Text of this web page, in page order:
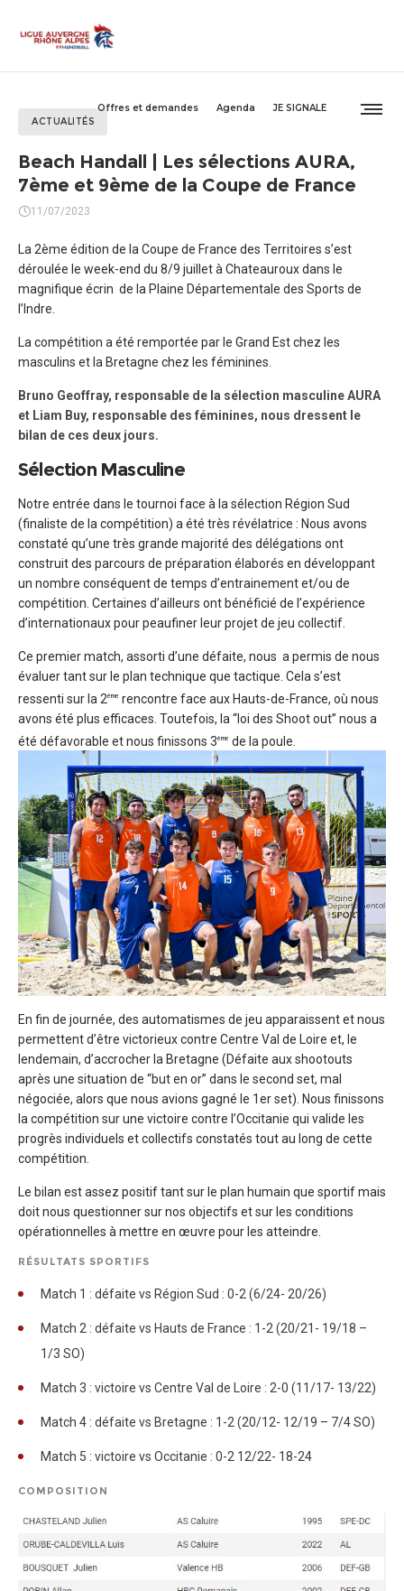
Offres et demandes Agenda
JE SIGNALE
ACTUALITÉS
Beach Handall | Les sélections AURA,
7ème et 9ème de la Coupe de France
11/07/2023
La 2ème édition de la Coupe de France des Territoires s’est
déroulée le week-end du 8/9 juillet à Chateauroux dans le
magnifique écrin de la Plaine Départementale des Sports de
l’Indre.
La compétition a été remportée par le Grand Est chez les
masculins et la Bretagne chez les féminines.
Bruno Geoffray, responsable de la sélection masculine AURA
et Liam Buy, responsable des féminines, nous dressent le
bilan de ces deux jours.
Sélection Masculine
Notre entrée dans le tournoi face à la sélection Région Sud
(finaliste de la compétition) a été très révélatrice : Nous avons
constaté qu’une très grande majorité des délégations ont
construit des parcours de préparation élaborés en développant
un nombre conséquent de temps d’entrainement et/ou de
compétition. Certaines d’ailleurs ont bénéficié de l’expérience
d’internationaux pour peaufiner leur projet de jeu collectif.
Ce premier match, assorti d’une défaite, nous a permis de nous
évaluer tant sur le plan technique que tactique. Cela s’est
ressenti sur la 2ème rencontre face aux Hauts-de-France, où nous
avons été plus efficaces. Toutefois, la “loi des Shoot out” nous a
été défavorable et nous finissons 3ème de la poule.
En fin de journée, des automatismes de jeu apparaissent et nous
permettent d’être victorieux contre Centre Val de Loire et, le
lendemain, d’accrocher la Bretagne (Défaite aux shootouts
après une situation de “but en or” dans le second set, mal
négociée, alors que nous avions gagné le 1er set). Nous finissons
la compétition sur une victoire contre l’Occitanie qui valide les
progrès individuels et collectifs constatés tout au long de cette
compétition.
Le bilan est assez positif tant sur le plan humain que sportif mais
doit nous questionner sur nos objectifs et sur les conditions
opérationnelles à mettre en œuvre pour les atteindre.
RÉSULTATS SPORTIFS
Match 1 : défaite vs Région Sud : 0-2 (6/24- 20/26)
Match 2 : défaite vs Hauts de France : 1-2 (20/21- 19/18 –
1/3 SO)
Match 3 : victoire vs Centre Val de Loire : 2-0 (11/17- 13/22)
Match 4 : défaite vs Bretagne : 1-2 (20/12- 12/19 – 7/4 SO)
Match 5 : victoire vs Occitanie : 0-2 12/22- 18-24
COMPOSITION